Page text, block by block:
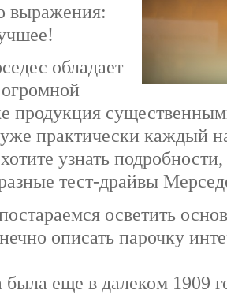
выражения:
обладает
продукция
уже практически каждый
узнать
тест-драйвы
осветить
описать парочку
была еще в далеком 1909